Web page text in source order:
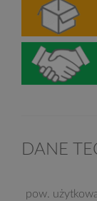
DANE
pow.